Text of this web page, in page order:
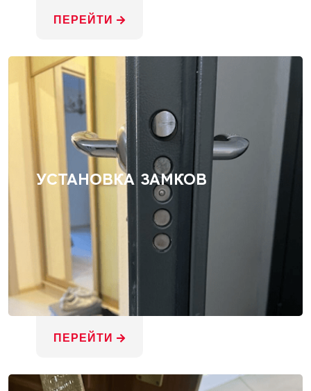
ПЕРЕЙТИ
УСТАНОВКА ЗАМКОВ
ПЕРЕЙТИ